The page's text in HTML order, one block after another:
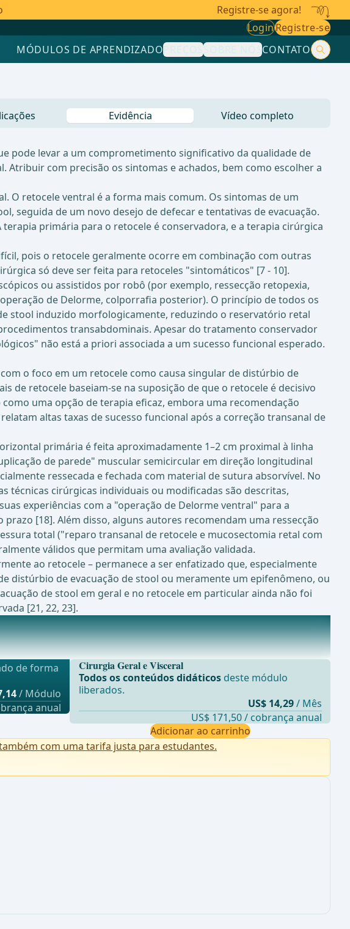
Registre-se agora!
LoginRegistre-se
MÓDULOS DE APRENDIZADOPREÇOSSOBRE NÓSCONTATO
Evidência Vídeo completo
pode levar a um comprometimento significativo da qualidade de
Atribuir com precisão os sintomas e achados, bem como escolher a
O retocele ventral é a forma mais comum. Os sintomas de um
seguida de um novo desejo de defecar e tentativas de evacuação.
primária para o retocele é conservadora, e a terapia cirúrgica
pois o retocele geralmente ocorre em combinação com outras
só deve ser feita para retoceles "sintomáticos" [7 - 10].
ou assistidos por robô (por exemplo, ressecção retopexia,
de Delorme, colporrafia posterior). O princípio de todos os
stool induzido morfologicamente, reduzindo o reservatório retal
transabdominais. Apesar do tratamento conservador
não está a priori associada a um sucesso funcional esperado.
o foco em um retocele como causa singular de distúrbio de
de retocele baseiam-se na suposição de que o retocele é decisivo
uma opção de terapia eficaz, embora uma recomendação
altas taxas de sucesso funcional após a correção transanal de
primária é feita aproximadamente 1–2 cm proximal à linha
de parede" muscular semicircular em direção longitudinal
ressecada e fechada com material de sutura absorvível. No
técnicas cirúrgicas individuais ou modificadas são descritas,
experiências com a "operação de Delorme ventral" para a
[18]. Além disso, alguns autores recomendam uma ressecção
total ("reparo transanal de retocele e mucosectomia retal com
válidos que permitam uma avaliação validada.
ao retocele – permanece a ser enfatizado que, especialmente
distúrbio de evacuação de stool ou meramente um epifenômeno, ou
de stool em geral e no retocele em particular ainda não foi
[21, 22, 23].
de Res
de forma
/ Módulo
anual
Cirurgia Geral e Visceral
Todos os conteúdos didáticosdeste módulo
liberados.
US$ 14,29 / Mês
US$ 171,50 / cobrança anual
Adicionar ao carrinho
com uma tarifa justa para estudantes.